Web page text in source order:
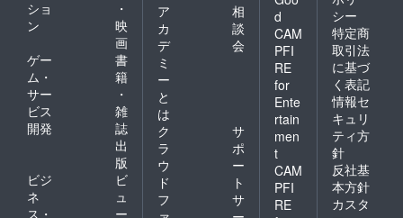
ショ
ン
・
映
画
ゲー
ム・
サー
ビス
開発
書
籍
・
雑
誌
出
版
ビジ
ネ
ス・
ビ
ュ
ー
ア
カ
デ
ミ
ー
と
は
相
談
会
ク
ラ
ウ
ド
フ
サ
ポ
ー
ト
サ
d
CAM
PFI
RE
for
Ente
rtain
men
t
CAM
PFI
RE
シー
特定商
取引法
に基づ
く表記
情報セ
キュリ
ティ方
針
反社基
本方針
カスタ